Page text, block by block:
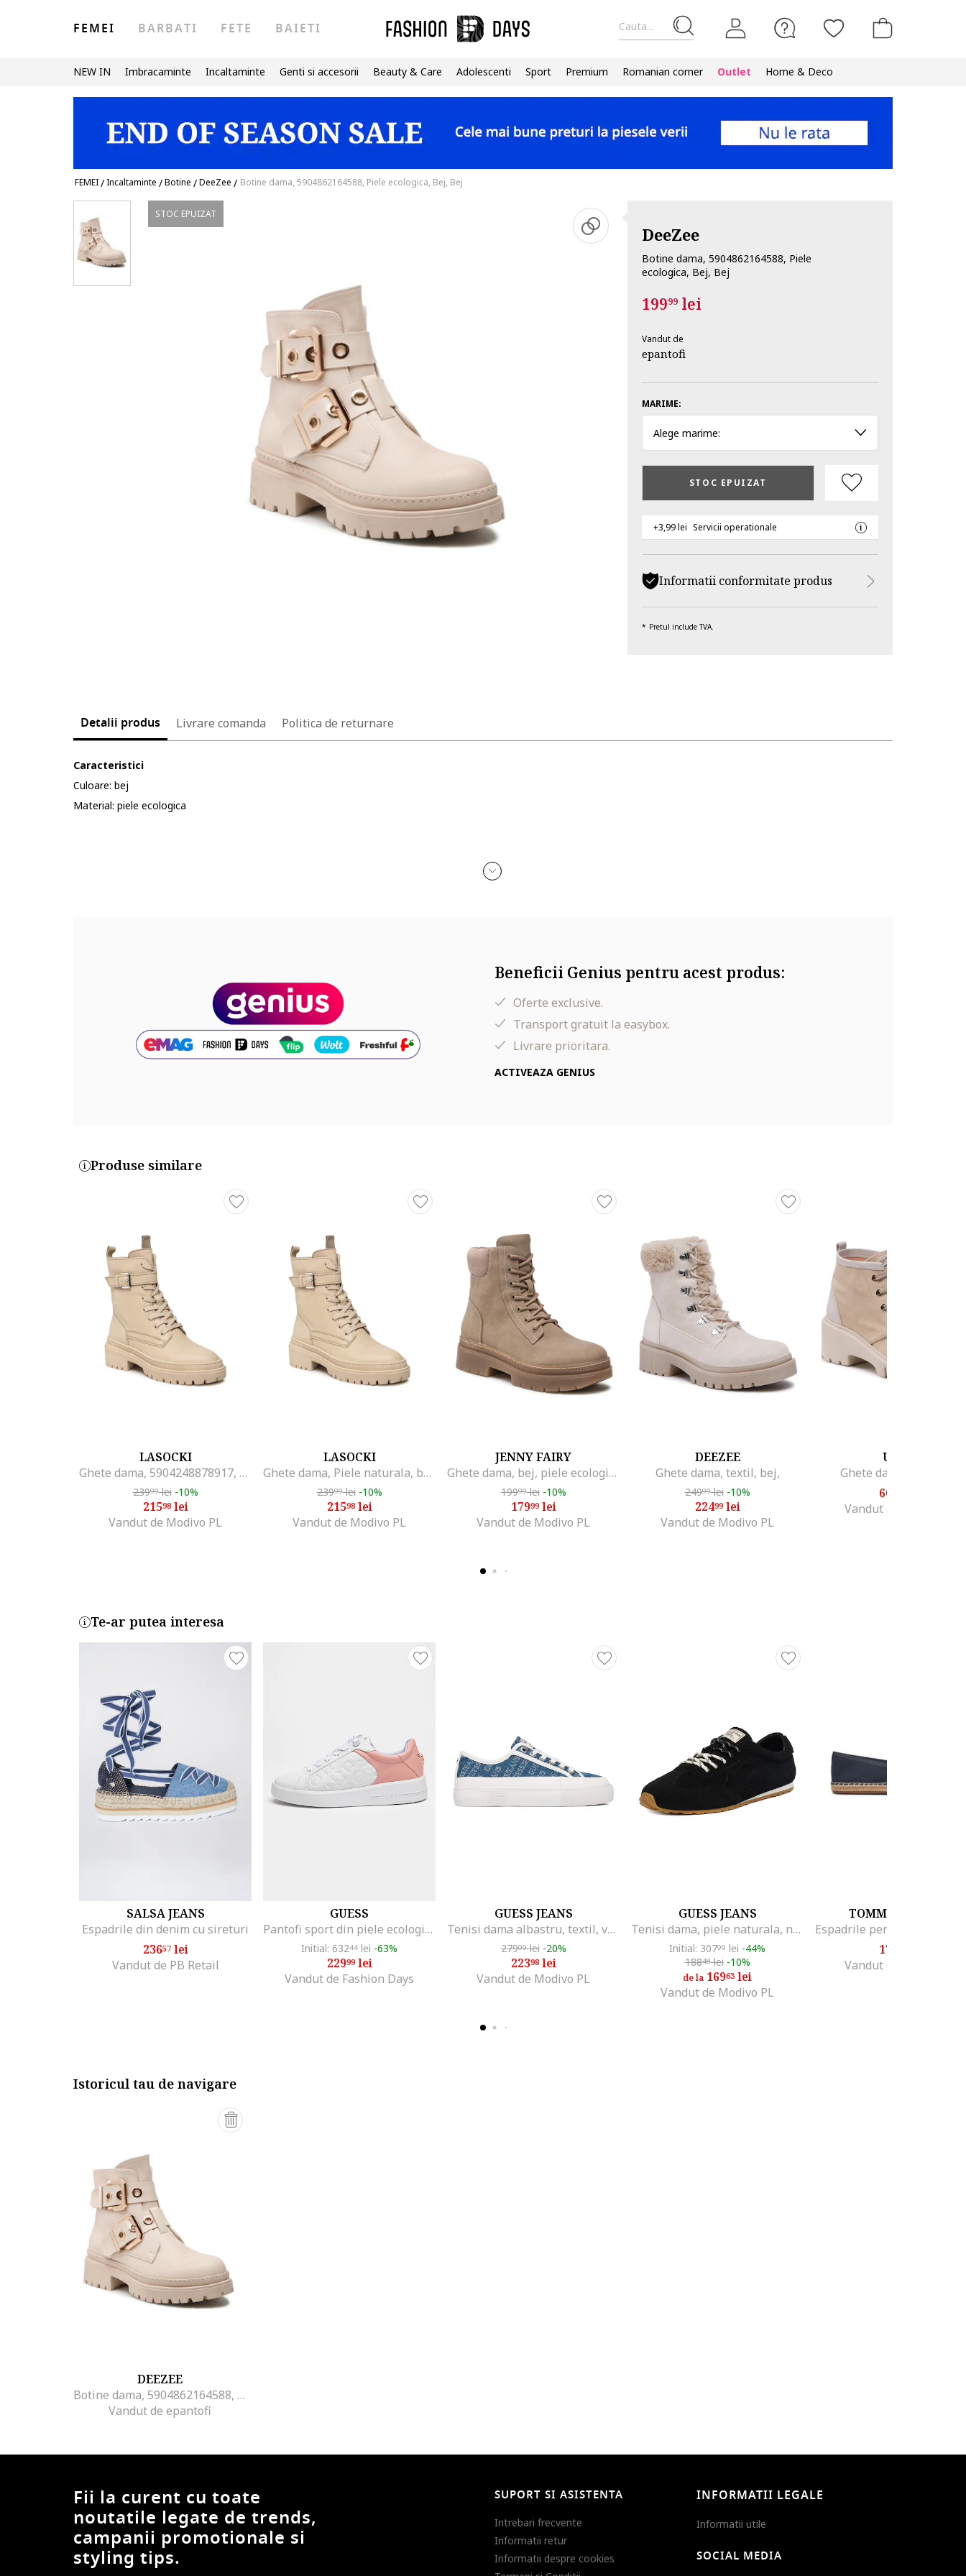
Cauta...
FEMEI BARBATI FETE BAIETI
NEW IN Imbracaminte Incaltaminte Genti si accesorii Beauty & Care Adolescenti Sport Premium Romanian corner Outlet Home & Deco
FEMEI/Incaltaminte /Botine /DeeZee / Botine dama, 5904862164588, Piele ecologica, Bej, Bej
STOC EPUIZAT
DeeZee
Botine dama, 5904862164588, Piele
ecologica, Bej, Bej
19999lei
Vandut de
epantofi
MARIME:
Alege marime:
STOC EPUIZAT
+3,99 lei Servicii operationale
Informatii conformitate produs
Pretul include TVA.
Detalii produs Livrare comanda Politica de returnare
Caracteristici
Culoare: bej
Material: piele ecologica
Beneficii Genius pentru acest produs:
Oferte exclusive.
Transport gratuit la easybox.
Livrare prioritara.
ACTIVEAZA GENIUS
Produse similare
LASOCKI
Ghete dama, 5904248878917, Bej, Piele naturala,
23999lei -10%
21598lei
Vandut de Modivo PL
LASOCKI
Ghete dama, Piele naturala, bej, Bej
23999lei -10%
21598lei
Vandut de Modivo PL
JENNY FAIRY
Ghete dama, bej, piele ecologica, cu sireturi,
19999lei -10%
17999lei
Vandut de Modivo PL
DEEZEE
Ghete dama, textil, bej,
24999lei -10%
22499lei
Vandut de Modivo PL
UNISA
Ghete dama Textil, Bej
607
Vandut de Modivo PL
Te-ar putea interesa
SALSA JEANS
Espadrile din denim cu sireturi
23657lei
Vandut de PB Retail
GUESS
Pantofi sport din piele ecologica cu logo stantat, Alb/Roz prafuit
Initial: 63244 lei -63%
22999lei
Vandut de Fashion Days
GUESS JEANS
Tenisi dama albastru, textil, varf rotund,
27999lei -20%
22398lei
Vandut de Modivo PL
GUESS JEANS
Tenisi dama, piele naturala, negru
Initial: 30799 lei -44%
18848lei -10%
de la 16963lei
Vandut de Modivo PL
TOMMY HILFIGER
176
Vandut de Modivo PL
Istoricul tau de navigare
DEEZEE
Botine dama, 5904862164588, Piele ecologica, Bej, Bej
Vandut de epantofi
Fii la curent cu toate
noutatile legate de trends,
campanii promotionale si
styling tips.
SUPORT SI ASISTENTA
Intrebari frecvente
Informatii retur
Informatii despre cookies
INFORMATII LEGALE
Informatii utile
SOCIAL MEDIA